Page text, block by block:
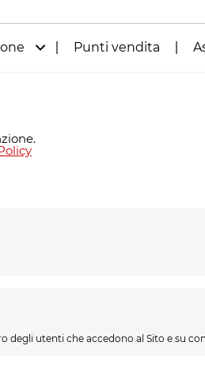
Punti vendita
utenti che accedono al Sito e su